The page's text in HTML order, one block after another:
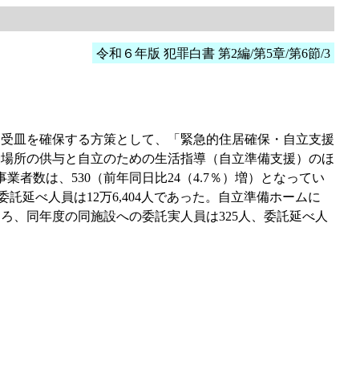
令和６年版 犯罪白書 第2編/第5章/第6節/3
皿を確保する方策として、「緊急的住居確保・自立支援
所の供与と自立のための生活指導（自立準備支援）のほ
者数は、530（前年同日比24（4.7％）増）となってい
延べ人員は12万6,404人であった。自立準備ホームに
、同年度の同施設への委託実人員は325人、委託延べ人